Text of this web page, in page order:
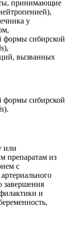
принимающие
у
сибирской
),
вызванных
сибирской
).
или
препаратам из
с
завершения
и